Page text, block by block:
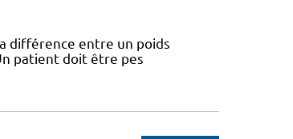
différence entre un poids
patient doit être pes